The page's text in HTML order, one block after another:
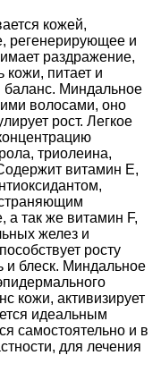
кожей,
регенерирующее и
раздражение,
кожи, питает и
баланс. Миндальное
волосами, оно
рост. Легкое
триолеина,
витамин Е,
а так же витамин F,
желез и
росту
и блеск. Миндальное
кожи, активизирует
идеальным
самостоятельно и в
для лечения